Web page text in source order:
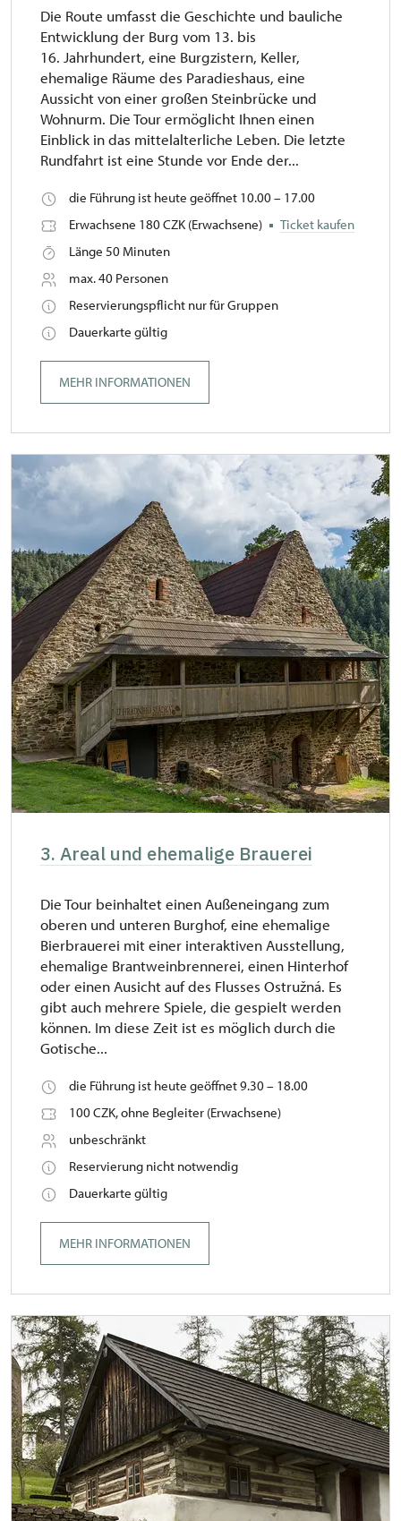
Die Route umfasst die Geschichte und bauliche
Entwicklung der Burg vom 13. bis
16. Jahrhundert, eine Burgzistern, Keller,
ehemalige Räume des Paradieshaus, eine
Aussicht von einer großen Steinbrücke und
Wohnurm. Die Tour ermöglicht Ihnen einen
Einblick in das mittelalterliche Leben. Die letzte
Rundfahrt ist eine Stunde vor Ende der...
die Führung ist heute geöffnet 10.00 – 17.00
Erwachsene 180 CZK (Erwachsene)
Ticket kaufen
Länge 50 Minuten
max. 40 Personen
Reservierungspflicht nur für Gruppen
Dauerkarte gültig
MEHR INFORMATIONEN
3. Areal und ehemalige Brauerei
Die Tour beinhaltet einen Außeneingang zum
oberen und unteren Burghof, eine ehemalige
Bierbrauerei mit einer interaktiven Ausstellung,
ehemalige Brantweinbrennerei, einen Hinterhof
oder einen Ausicht auf des Flusses Ostružná. Es
gibt auch mehrere Spiele, die gespielt werden
können. Im diese Zeit ist es möglich durch die
Gotische...
die Führung ist heute geöffnet 9.30 – 18.00
100 CZK, ohne Begleiter (Erwachsene)
unbeschränkt
Reservierung nicht notwendig
Dauerkarte gültig
MEHR INFORMATIONEN